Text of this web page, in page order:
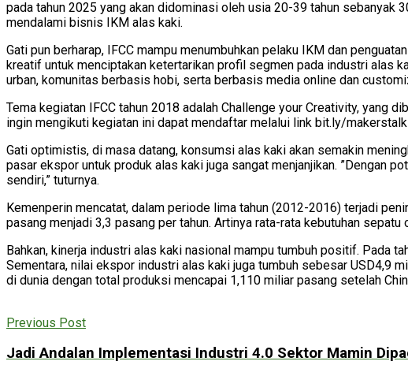
pada tahun 2025 yang akan didominasi oleh usia 20-39 tahun
mendalami bisnis IKM alas kaki.
Gati pun berharap, IFCC mampu menumbuhkan pelaku IKM dan
kreatif untuk menciptakan ketertarikan profil segmen pada industri alas
urban, komunitas berbasis hobi, serta berbasis media online dan
Tema kegiatan IFCC tahun 2018 adalah Challenge your Creativity, yang
ingin mengikuti kegiatan ini dapat mendaftar melalui link bit.ly/
Gati optimistis, di masa datang, konsumsi alas kaki akan semakin
pasar ekspor untuk produk alas kaki juga sangat menjanjikan. ”Dengan
sendiri,” tuturnya.
Kemenperin mencatat, dalam periode lima tahun (2012-2016) terjadi
pasang menjadi 3,3 pasang per tahun. Artinya rata-rata kebutuhan
Bahkan, kinerja industri alas kaki nasional mampu tumbuh positif. Pada
Sementara, nilai ekspor industri alas kaki juga tumbuh sebesar USD4,9
di dunia dengan total produksi mencapai 1,110 miliar pasang setelah
Previous Post
Jadi Andalan Implementasi Industri 4.0 Sektor Mamin